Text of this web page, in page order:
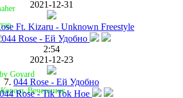
Goyard
Вечеринок
2021-12-31
Ft. Kizaru - Unknown Freestyle
2:54
2021-12-23
7. 044 Rose - Ей Удобно